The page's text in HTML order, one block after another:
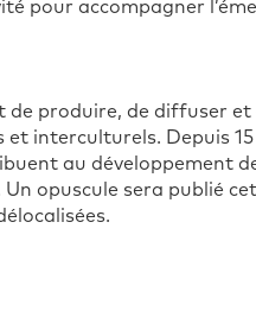
pour accompagner
de produire, de diffuser
interculturels. Depuis 15
au développement
opuscule sera publié